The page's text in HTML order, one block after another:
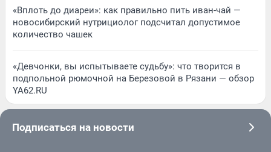
«Вплоть до диареи»: как правильно пить иван-чай —
новосибирский нутрициолог подсчитал допустимое
количество чашек
«Девчонки, вы испытываете судьбу»: что творится в
подпольной рюмочной на Березовой в Рязани — обзор
YA62.RU
Подписаться на новости